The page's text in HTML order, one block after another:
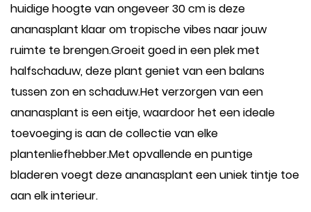
huidige hoogte van ongeveer 30 cm is deze
ananasplant klaar om tropische vibes naar jouw
ruimte te brengen.Groeit goed in een plek met
halfschaduw, deze plant geniet van een balans
tussen zon en schaduw.Het verzorgen van een
ananasplant is een eitje, waardoor het een ideale
toevoeging is aan de collectie van elke
plantenliefhebber.Met opvallende en puntige
bladeren voegt deze ananasplant een uniek tintje toe
aan elk interieur.